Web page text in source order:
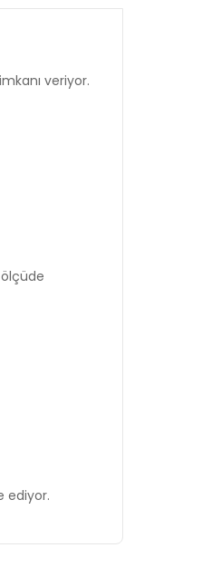
veriyor.
ediyor.